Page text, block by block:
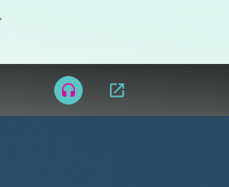
headset open_in_new